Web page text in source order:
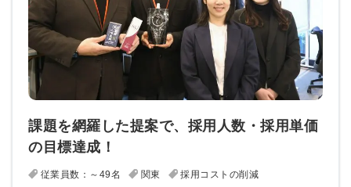
課題を網羅した提案で、採用人数・採用単価
の目標達成！
従業員数：～49名 関東
採用コストの削減